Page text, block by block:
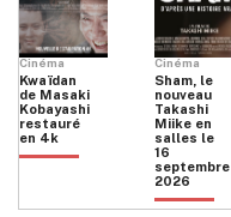
Cinéma
Kwaïdan
de Masaki
Kobayashi
restauré
en 4k
Cinéma
Sham, le
nouveau
Takashi
Miike en
salles le
16
septembre
2026